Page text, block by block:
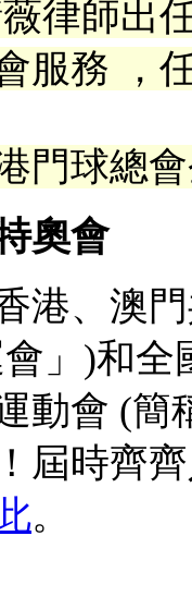
律師出
服務 ，
門球總
奧會
港、澳
」)和
動會 (簡
屆時齊
。